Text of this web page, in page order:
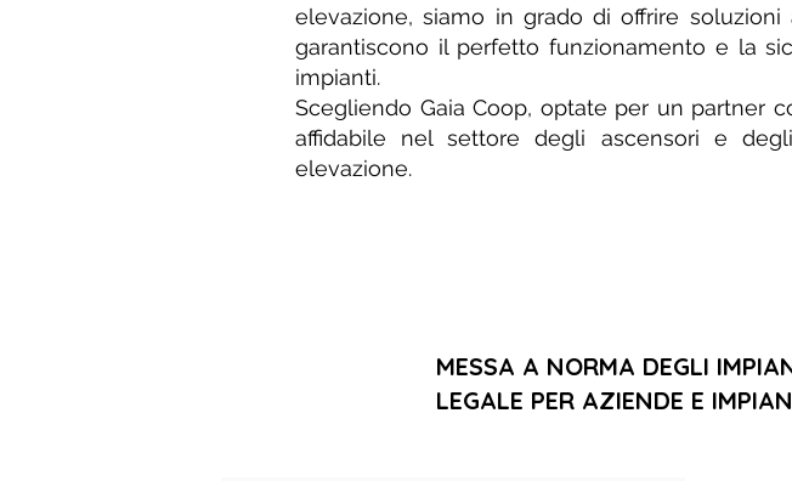
elevazione, siamo in grado di offrire soluzioni
garantiscono il perfetto funzionamento e la
impianti.
Scegliendo Gaia Coop, optate per un partner
affidabile nel settore degli ascensori e
elevazione.
MESSA A NORMA DEGLI
LEGALE PER AZIENDE E